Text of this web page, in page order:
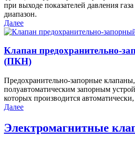
при выходе показателей давления
диапазон.
Далее
Клапан предохранительно-
(ПКН)
Предохранительно-запорные
полуавтоматическим запорным
которых производится
Далее
Электромагнитные